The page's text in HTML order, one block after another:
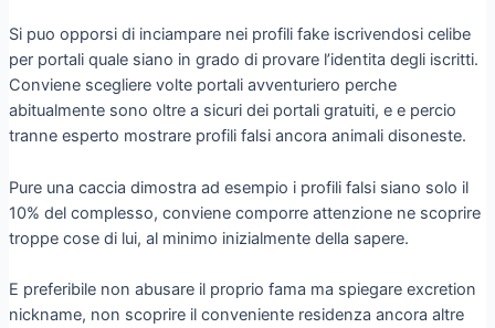
Si puo opporsi di inciampare nei profili fake iscrivendosi celibe
per portali quale siano in grado di provare l’identita degli iscritti.
Conviene scegliere volte portali avventuriero perche
abitualmente sono oltre a sicuri dei portali gratuiti, e e percio
tranne esperto mostrare profili falsi ancora animali disoneste.
Pure una caccia dimostra ad esempio i profili falsi siano solo il
10% del complesso, conviene comporre attenzione ne scoprire
troppe cose di lui, al minimo inizialmente della sapere.
E preferibile non abusare il proprio fama ma spiegare excretion
nickname, non scoprire il conveniente residenza ancora altre